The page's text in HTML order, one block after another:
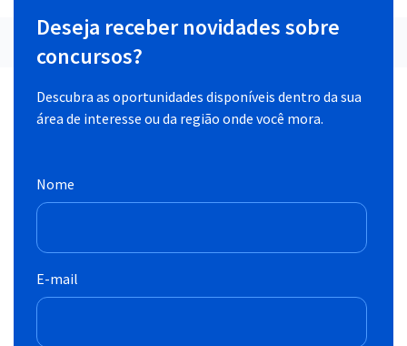
Deseja receber novidades sobre
concursos?
Descubra as oportunidades disponíveis dentro da sua
área de interesse ou da região onde você mora.
Nome
E-mail